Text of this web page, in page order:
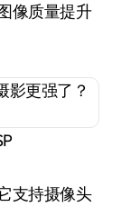
像质量提升
支持摄像头